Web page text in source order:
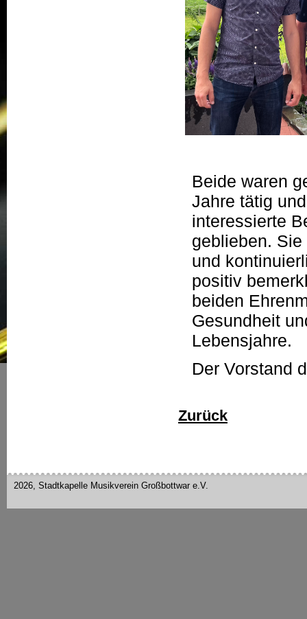
Beide waren
Jahre tätig
interessierte
geblieben.
und
positiv
beiden
Gesundheit
Lebensjahre.
Der Vorstand
Zurück
2026, Stadtkapelle Musikverein Großbottwar e.V.